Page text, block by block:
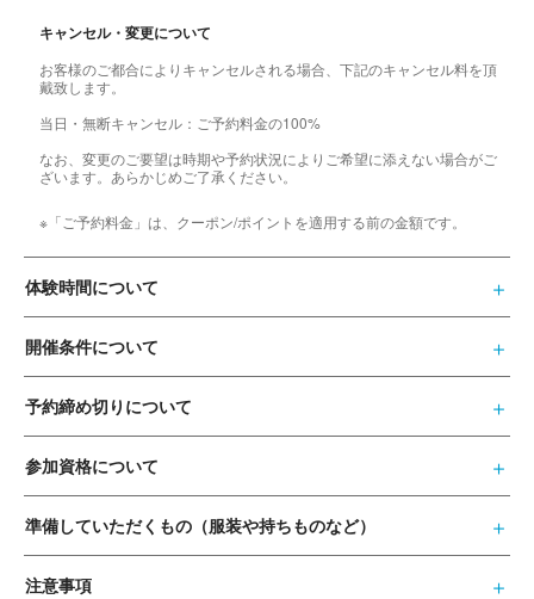
キャンセル・変更について
お客様のご都合によりキャンセルされる場合、下記のキャンセル料を頂
戴致します。
当日・無断キャンセル：ご予約料金の100%
なお、変更のご要望は時期や予約状況によりご希望に添えない場合がご
ざいます。あらかじめご了承ください。
※「ご予約料金」は、クーポン/ポイントを適用する前の金額です。
体験時間について
開催条件について
予約締め切りについて
参加資格について
準備していただくもの（服装や持ちものなど）
注意事項